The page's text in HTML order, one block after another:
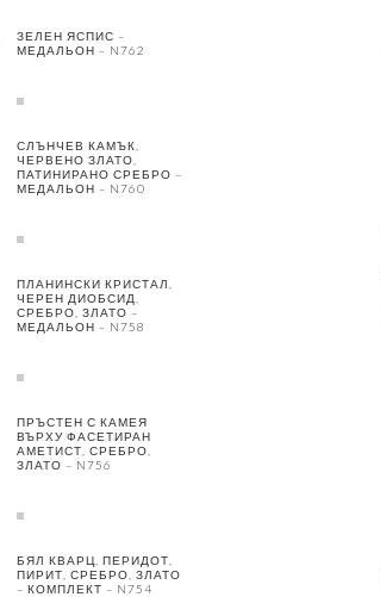
ЗЕЛЕН ЯСПИС –
МЕДАЛЬОН – N762
СЛЪНЧЕВ КАМЪК,
ЧЕРВЕНО ЗЛАТО,
ПАТИНИРАНО СРЕБРО –
МЕДАЛЬОН – N760
ПЛАНИНСКИ КРИСТАЛ,
ЧЕРЕН ДИОБСИД,
СРЕБРО, ЗЛАТО –
МЕДАЛЬОН – N758
ПРЪСТЕН С КАМЕЯ
ВЪРХУ ФАСЕТИРАН
АМЕТИСТ, СРЕБРО,
ЗЛАТО – N756
БЯЛ КВАРЦ, ПЕРИДОТ,
ПИРИТ, СРЕБРО, ЗЛАТО
– КОМПЛЕКТ – N754